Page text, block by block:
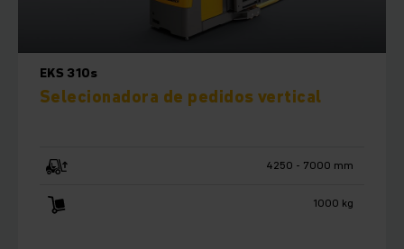
EKS 310s
Selecionadora de pedidos vertical
4250 - 7000 mm
1000 kg